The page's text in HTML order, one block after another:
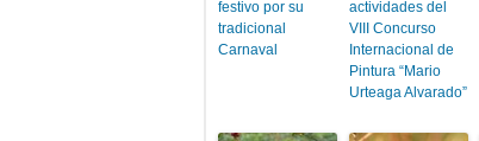
festivo por su
tradicional
Carnaval
actividades del
VIII Concurso
Internacional de
Pintura “Mario
Urteaga Alvarado”